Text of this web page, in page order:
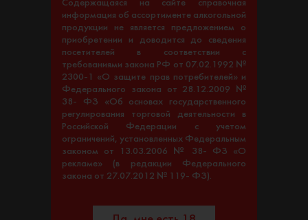
Содержащаяся на сайте справочная
информация об ассортименте алкогольной
продукции не является предложением о
приобретении и доводится до сведения
посетителей в соответствии с
требованиями закона РФ от 07.02.1992 №
2300-1 «О защите прав потребителей» и
Федерального закона от 28.12.2009 №
38- ФЗ «Об основах государственного
регулирования торговой деятельности в
Российской Федерации с учетом
ограничений, установленных Федеральным
законом от 13.03.2006 № 38- ФЗ «О
рекламе» (в редакции Федерального
закона от 27.07.2012 № 119- ФЗ).